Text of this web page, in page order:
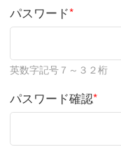
パスワード*
英数字記号７～３２桁
パスワード確認*